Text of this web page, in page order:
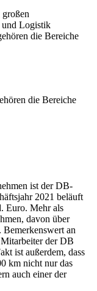
und Logistik
die Bereiche
die Bereiche
ist der DB-
2021 beläuft
Euro. Mehr als
davon über
an
der DB
ist außerdem, dass
km nicht nur das
auch einer der